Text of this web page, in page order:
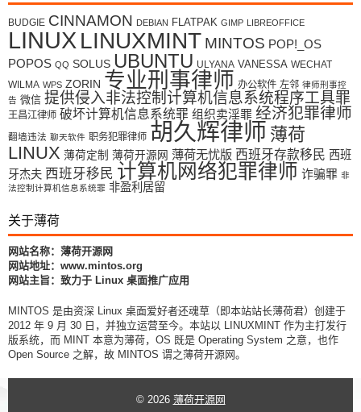
BUDGIE CINNAMON DEBIAN FLATPAK GIMP LIBREOFFICE
LINUX LINUXMINT MINTOS POP!_OS
POPOS QQ SOLUS UBUNTU ULYANA VANESSA WECHAT
WILMA WPS ZORIN 专业刑事律师 办公软件 左邻 律师刑事控
告 微信 提供侵入非法控制计算机信息系统程序工具罪
王昌江律师 破坏计算机信息系统罪 组织卖淫罪 经济犯罪律师
翻墙违法 聊天软件 职务犯罪律师 胡久辉律师 薄荷
LINUX 薄荷定制 薄荷开源网 薄荷无忧版 西班牙存款移民 西班
牙杰夫 西班牙移民 计算机网络犯罪律师 诈骗罪 非
法控制计算机信息系统罪 非盈利居留
关于薄荷
网站名称：薄荷开源网
网站地址：www.mintos.org
网站主旨：致力于 Linux 桌面推广应用
MINTOS 是由资深 Linux 桌面爱好者还魂草（即本站站长薄荷君）创建于
2012 年 9 月 30 日，并独立运营至今。本站以 LINUXMINT 作为主打发行
版系统，而 MINT 本意为薄荷，OS 既是 Operating System 之意，也作
Open Source 之解，故 MINTOS 谓之薄荷开源网。
© 2026 薄荷开源网